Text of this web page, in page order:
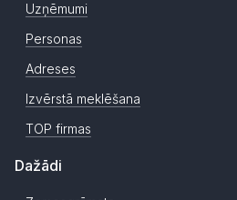
Uzņēmumi
Personas
Adreses
Izvērstā meklēšana
TOP firmas
Dažādi